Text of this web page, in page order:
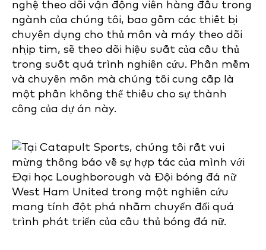
nghệ theo dõi vận động viên hàng đầu trong
ngành của chúng tôi, bao gồm các thiết bị
chuyên dụng cho thủ môn và máy theo dõi
nhịp tim, sẽ theo dõi hiệu suất của cầu thủ
trong suốt quá trình nghiên cứu. Phần mềm
và chuyên môn mà chúng tôi cung cấp là
một phần không thể thiếu cho sự thành
công của dự án này.